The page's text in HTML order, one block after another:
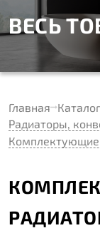
ВЕСЬ
Главная Каталог
Радиаторы,
Комплектующие